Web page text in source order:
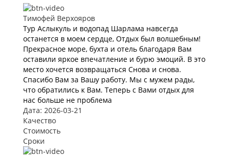
Тимофей Верхояров
Тур Аслыкуль и водопад Шарлама навсегда
останется в моем сердце, Отдых был волшебным!
Прекрасное море, бухта и отель благодаря Вам
оставили яркое впечатление и бурю эмоций. В это
место хочется возвращаться Снова и снова.
Спасибо Вам за Вашу работу. Мы с мужем рады,
что обратились к Вам. Теперь с Вами отдых для
нас больше не проблема
Дата: 2026-03-21
Качество
Стоимость
Сроки